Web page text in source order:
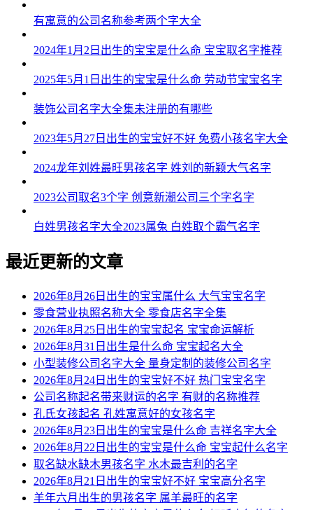
有寓意的公司名称参考两个字大全
2024年1月2日出生的宝宝是什么命 宝宝取名字推荐
2025年5月1日出生的宝宝是什么命 劳动节宝宝名字
装饰公司名字大全集未注册的有哪些
2023年5月27日出生的宝宝好不好 免费小孩名字大全
2024龙年刘姓最旺男孩名字 姓刘的新颖大气名字
2023公司取名3个字 创意新潮公司三个字名字
白姓男孩名字大全2023属兔 白姓取个霸气名字
最近更新的文章
2026年8月26日出生的宝宝属什么 大气宝宝名字
零食营业执照名称大全 零食店名字全集
2026年8月25日出生的宝宝起名 宝宝命运解析
2026年8月31日出生是什么命 宝宝起名大全
小型装修公司名字大全 量身定制的装修公司名字
2026年8月24日出生的宝宝好不好 热门宝宝名字
公司名称起名带来财运的名字 有财的名称推荐
孔氏女孩起名 孔姓寓意好的女孩名字
2026年8月23日出生的宝宝是什么命 吉祥名字大全
2026年8月22日出生的宝宝是什么命 宝宝起什么名字
取名缺水缺木男孩名字 水木最吉利的名字
2026年8月21日出生的宝宝好不好 宝宝高分名字
羊年六月出生的男孩名字 属羊最旺的名字